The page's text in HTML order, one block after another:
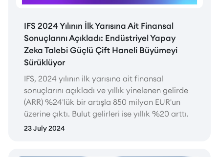
IFS 2024 Yılının İlk Yarısına Ait Finansal
Sonuçlarını Açıkladı: Endüstriyel Yapay
Zeka Talebi Güçlü Çift Haneli Büyümeyi
Sürüklüyor
IFS, 2024 yılının ilk yarısına ait finansal
sonuçlarını açıkladı ve yıllık yinelenen gelirde
(ARR) %24'lük bir artışla 850 milyon EUR'un
üzerine çıktı. Bulut gelirleri ise yıllık %20 arttı.
23 July 2024